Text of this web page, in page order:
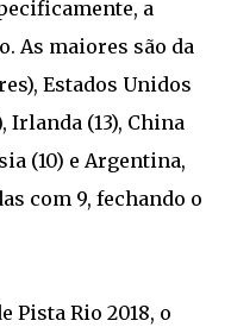
a
As maiores são da
Estados Unidos
Irlanda (13), China
(10) e Argentina,
com 9, fechando o
Pista Rio 2018, o